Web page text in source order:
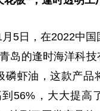
5日，在2022中国
青岛的逢时海洋科技
磷虾油，这款产品
56%， 大大提高